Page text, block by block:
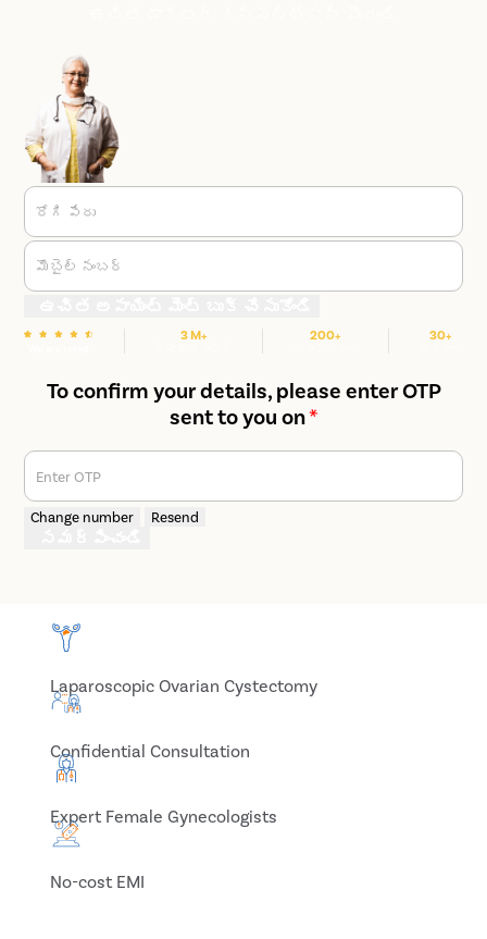
రోగి పేరు
మొబైల్ నంబర్
3 M+ 200+ 30+
To confirm your details, please enter OTP
sent to you on*
Enter OTP
Change number Resend
Laparoscopic Ovarian Cystectomy
Confidential Consultation
Expert Female Gynecologists
No-cost EMI